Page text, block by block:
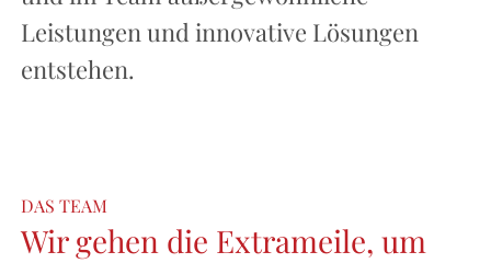
Leistungen und innovative Lösungen
entstehen.
DAS TEAM
Wir gehen die Extrameile, um